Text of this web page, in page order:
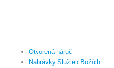
Otvorená náruč
Nahrávky Služieb Božích